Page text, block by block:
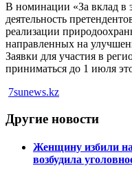
В номинации «За вклад в
деятельность
реализации
направленных на
Заявки для участия в
приниматься до 1 июля
7sunews.kz
Другие новости
Женщину избили
возбудила